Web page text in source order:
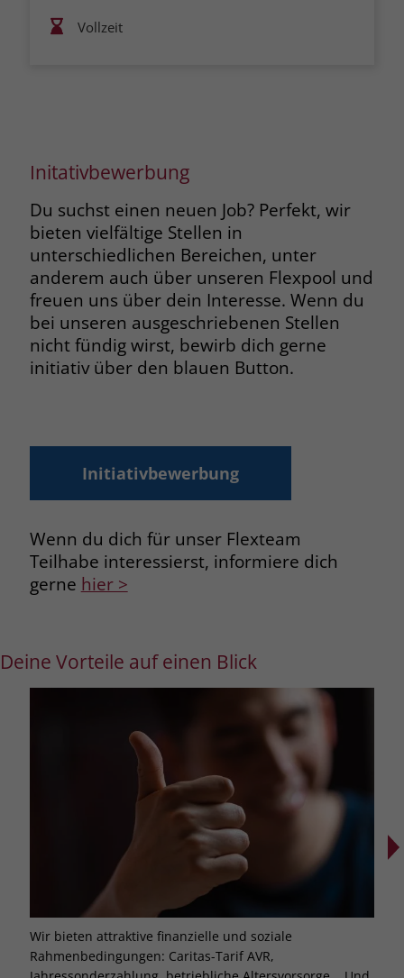
Vollzeit
Initativbewerbung
Du suchst einen neuen Job? Perfekt, wir
bieten vielfältige Stellen in
unterschiedlichen Bereichen, unter
anderem auch über unseren Flexpool und
freuen uns über dein Interesse. Wenn du
bei unseren ausgeschriebenen Stellen
nicht fündig wirst, bewirb dich gerne
initiativ über den blauen Button.
Initiativbewerbung
Wenn du dich für unser Flexteam
Teilhabe interessierst, informiere dich
gerne hier >
Deine Vorteile auf einen Blick
Wir bieten attraktive finanzielle und soziale
Rahmenbedingungen: Caritas-Tarif AVR,